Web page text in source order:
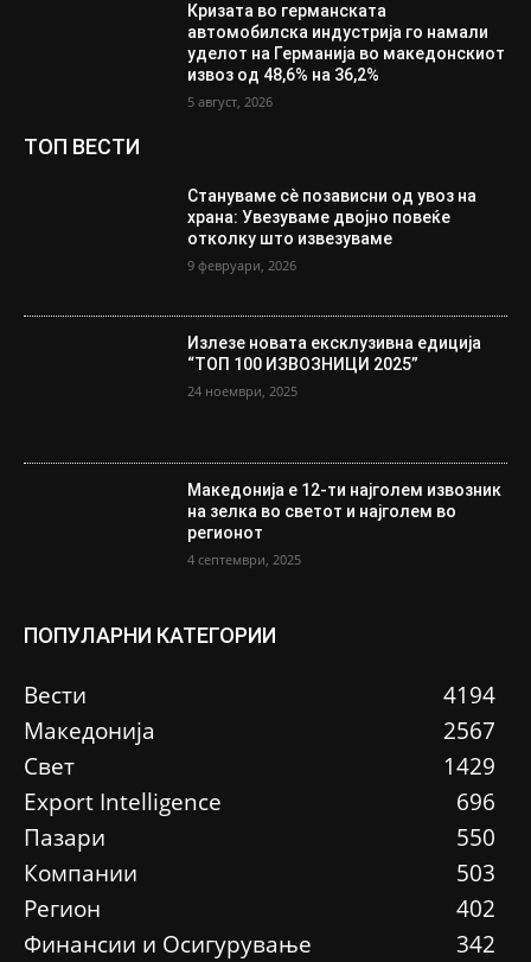
Кризата во германската
автомобилска индустрија го намали
уделот на Германија во македонскиот
извоз од 48,6% на 36,2%
5 август, 2026
ТОП ВЕСТИ
Стануваме сè позависни од увоз на
храна: Увезуваме двојно повеќе
отколку што извезуваме
9 февруари, 2026
Излезе новата ексклузивна едиција
“ТОП 100 ИЗВОЗНИЦИ 2025”
24 ноември, 2025
Македонија е 12-ти најголем извозник
на зелка во светот и најголем во
регионот
4 септември, 2025
ПОПУЛАРНИ КАТЕГОРИИ
Вести
4194
Македонија
2567
Свет
1429
Еxport Intelligence
696
Пазари
550
Компании
503
Регион
402
Финансии и Осигурување
342